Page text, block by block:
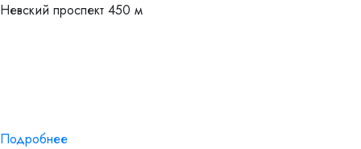
Невский проспект 450 м
Подробнее